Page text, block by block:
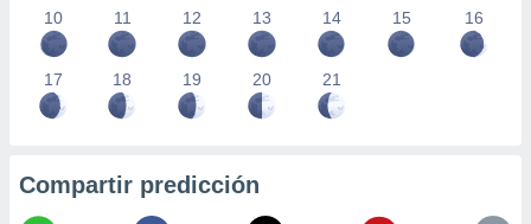
10 11 12 13 14 15 16
17 18 19 20 21
Compartir predicción